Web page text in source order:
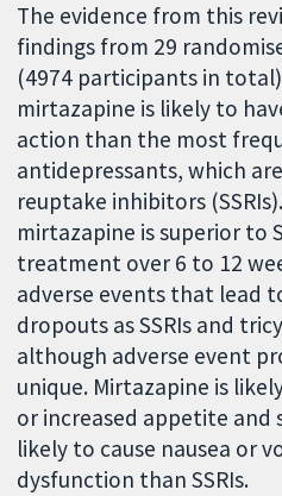
The evidence from this
findings from 29
(4974 participants in
mirtazapine is likely to
action than the most
antidepressants, which
reuptake inhibitors
mirtazapine is superior to
treatment over 6 to 12
adverse events that lead
dropouts as SSRIs and
although adverse event
unique. Mirtazapine is
or increased appetite and
likely to cause nausea or
dysfunction than SSRIs.